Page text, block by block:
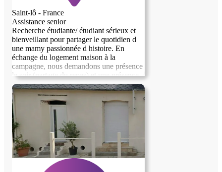
Saint-lô - France
Assistance senior
Recherche étudiante/ étudiant sérieux et
bienveillant pour partager le quotidien d
une mamy passionnée d histoire. En
échange du logement maison à la
campagne, nous demandons une présence
le soir (partage du repas) et une présence
rassurante la nuit.